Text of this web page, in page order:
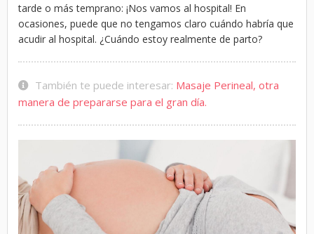
tarde o más temprano: ¡Nos vamos al hospital! En
ocasiones, puede que no tengamos claro cuándo habría que
acudir al hospital. ¿Cuándo estoy realmente de parto?
También te puede interesar: Masaje Perineal, otra
manera de prepararse para el gran día.